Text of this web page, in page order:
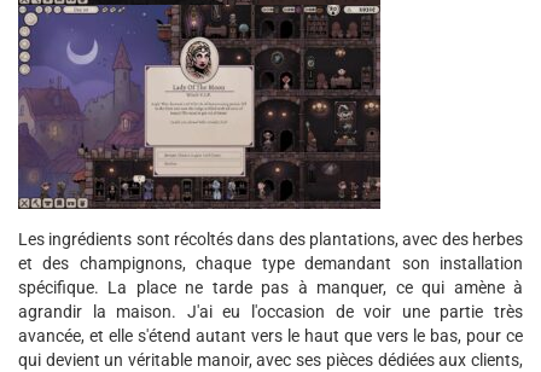
Les ingrédients sont récoltés dans des plantations, avec des herbes
et des champignons, chaque type demandant son installation
spécifique. La place ne tarde pas à manquer, ce qui amène à
agrandir la maison. J'ai eu l'occasion de voir une partie très
avancée, et elle s'étend autant vers le haut que vers le bas, pour ce
qui devient un véritable manoir, avec ses pièces dédiées aux clients,